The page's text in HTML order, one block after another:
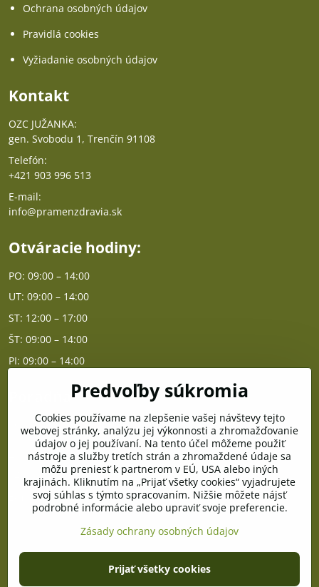
Ochrana osobných údajov
Pravidlá cookies
Vyžiadanie osobných údajov
Kontakt
OZC JUŽANKA:
gen. Svobodu 1, Trenčín 91108
Telefón:
+421 903 996 513
E-mail:
info@pramenzdravia.sk
Otváracie hodiny:
PO: 09:00 – 14:00
UT: 09:00 – 14:00
ST: 12:00 – 17:00
ŠT: 09:00 – 14:00
PI: 09:00 – 14:00
PO - PIA od 10:00 do 14:00
Telefón poradňa:
+421 903 996 513
E-mail:
poradna@pramenzdravia.sk
©2026Copyright
Predvoľby súkromiaZásady ochrany osobných údajov
Predvoľby súkromia
Cookies používame na zlepšenie vašej návštevy tejto
webovej stránky, analýzu jej výkonnosti a zhromažďovanie
údajov o jej používaní. Na tento účel môžeme použiť
nástroje a služby tretích strán a zhromaždené údaje sa
môžu preniesť k partnerom v EÚ, USA alebo iných
krajinách. Kliknutím na „Prijať všetky cookies“ vyjadrujete
svoj súhlas s týmto spracovaním. Nižšie môžete nájsť
podrobné informácie alebo upraviť svoje preferencie.
Zásady ochrany osobných údajov
Prijať všetky cookies